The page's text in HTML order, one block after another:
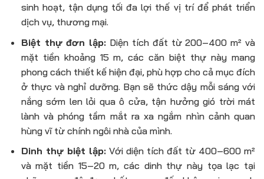
sinh hoạt, tận dụng tối đa lợi thế vị trí để phát triển
dịch vụ, thương mại.
Biệt thự đơn lập: Diện tích đất từ 200–400 m² và
mặt tiền khoảng 15 m, các căn biệt thự này mang
phong cách thiết kế hiện đại, phù hợp cho cả mục đích
ở thực và nghỉ dưỡng. Bạn sẽ thức dậy mỗi sáng với
nắng sớm len lỏi qua ô cửa, tận hưởng gió trời mát
lành và phóng tầm mắt ra xa ngắm nhìn cảnh quan
hùng vĩ từ chính ngôi nhà của mình.
Dinh thự biệt lập:Với diện tích đất từ 400–600 m²
và mặt tiền 15–20 m, các dinh thự này tọa lạc tại